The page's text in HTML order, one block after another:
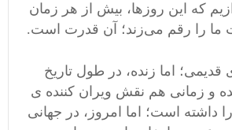
که این روزها، بیش از هر زمان
ما را رقم می‌زند؛ آن قدرت است.
اما زنده، در طول تاریخ
و زمانی هم نقش ویران کننده ی
داشته است؛ اما امروز، در جهانی